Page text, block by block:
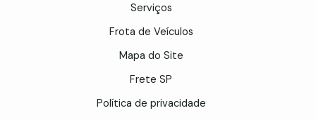
Serviços
Frota de Veículos
Mapa do Site
Frete SP
Política de privacidade